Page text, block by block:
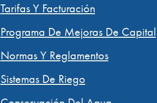
Tarifas Y Facturación
Programa De Mejoras De Capital
Normas Y Reglamentos
Sistemas De Riego